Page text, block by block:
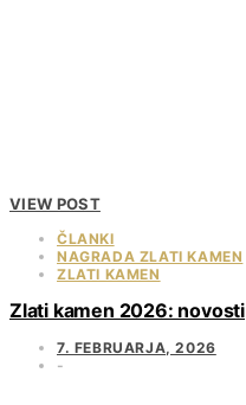
VIEW POST
ČLANKI
NAGRADA ZLATI KAMEN
ZLATI KAMEN
Zlati kamen 2026: novosti
7. FEBRUARJA, 2026